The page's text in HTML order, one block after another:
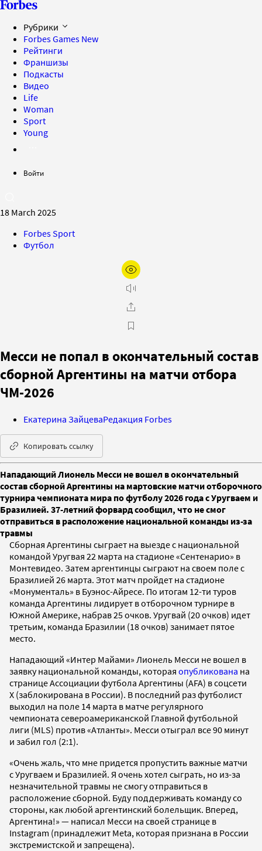
Рубрики
Forbes Games New
Рейтинги
Франшизы
Подкасты
Видео
Life
Woman
Sport
Young
Войти
18 March 2025
Forbes Sport
Футбол
Месси не попал в окончательный состав
сборной Аргентины на матчи отбора
ЧМ-2026
Екатерина ЗайцеваРедакция Forbes
Копировать ссылку
Нападающий Лионель Месси не вошел в окончательный
состав сборной Аргентины на мартовские матчи отборочного
турнира чемпионата мира по футболу 2026 года с Уругваем и
Бразилией. 37-летний форвард сообщил, что не смог
отправиться в расположение национальной команды из-за
травмы
Сборная Аргентины сыграет на выезде с национальной
командой Уругвая 22 марта на стадионе «Сентенарио» в
Монтевидео. Затем аргентинцы сыграют на своем поле с
Бразилией 26 марта. Этот матч пройдет на стадионе
«Монументаль» в Буэнос-Айресе. По итогам 12-ти туров
команда Аргентины лидирует в отборочном турнире в
Южной Америке, набрав 25 очков. Уругвай (20 очков) идет
третьим, команда Бразилии (18 очков) занимает пятое
место.
Нападающий «Интер Майами» Лионель Месси не вошел в
заявку национальной команды, которая опубликована на
странице Ассоциации футбола Аргентины (AFA) в соцсети
Х (заблокирована в России). В последний раз футболист
выходил на поле 14 марта в матче регулярного
чемпионата североамериканской Главной футбольной
лиги (MLS) против «Атланты». Месси отыграл все 90 минут
и забил гол (2:1).
«Очень жаль, что мне придется пропустить важные матчи
с Уругваем и Бразилией. Я очень хотел сыграть, но из-за
незначительной травмы не смогу отправиться в
расположение сборной. Буду поддерживать команду со
стороны, как любой аргентинский болельщик. Вперед,
Аргентина!» — написал Месси на своей странице в
Instagram (принадлежит Meta, которая признана в России
экстремистской и запрещена).